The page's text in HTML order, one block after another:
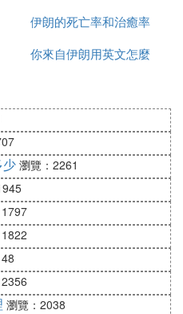
沒有實權。作為國家元首
命自己的親家公馬沙伊為
哈梅內伊的反對，最終
此外，總統負責參與國
，這些活動通常由總統
外訪。
，但最高軍事指揮權卻掌
伊朗，無論是伊斯蘭革命
必須聽從哈梅內伊的指
令海珊·薩拉米就是由
任命。在疫情期間，哈
參謀長巴蓋里下達命
部」，伊朗總統對此無權
伊朗的死亡率和治癒率
為什麼都高
你來自伊朗用英文怎麼
少 瀏覽：2261
瀏覽：2038